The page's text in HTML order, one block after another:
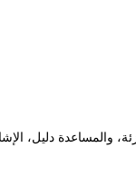
والمساعدة دليل،